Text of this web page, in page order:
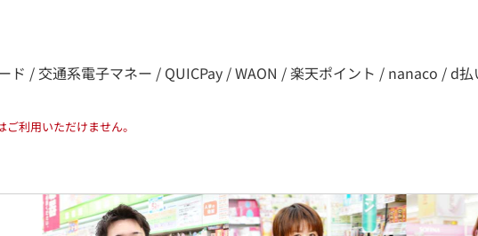
ド / 交通系電子マネー / QUICPay / WAON / 楽天ポイント / nanaco / d
利用いただけません。